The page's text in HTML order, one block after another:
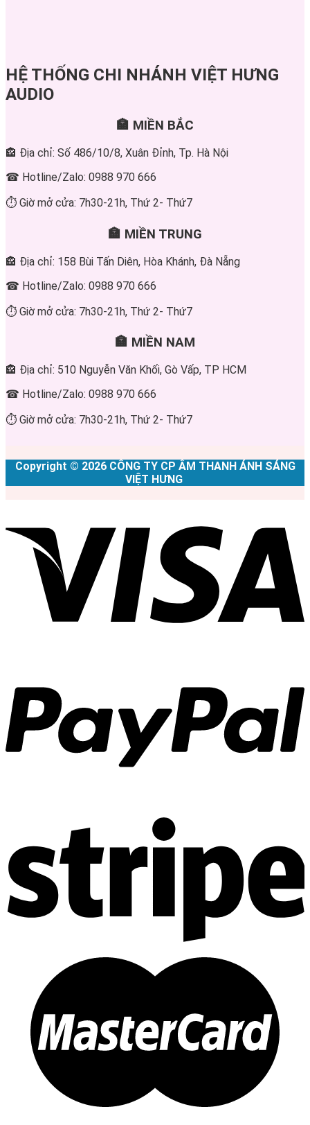
HỆ THỐNG CHI NHÁNH VIỆT HƯNG
AUDIO
🏣 MIỀN BẮC
🏤 Địa chỉ: Số 486/10/8, Xuân Đỉnh, Tp. Hà Nội
☎ Hotline/Zalo: 0988 970 666
⏱ Giờ mở cửa: 7h30-21h, Thứ 2- Thứ7
🏣 MIỀN TRUNG
🏤 Địa chỉ: 158 Bùi Tấn Diên, Hòa Khánh, Đà Nẵng
☎ Hotline/Zalo: 0988 970 666
⏱ Giờ mở cửa: 7h30-21h, Thứ 2- Thứ7
🏣 MIỀN NAM
🏤 Địa chỉ: 510 Nguyễn Văn Khối, Gò Vấp, TP HCM
☎ Hotline/Zalo: 0988 970 666
⏱ Giờ mở cửa: 7h30-21h, Thứ 2- Thứ7
Copyright © 2026 CÔNG TY CP ÂM THANH ÁNH SÁNG
VIỆT HƯNG